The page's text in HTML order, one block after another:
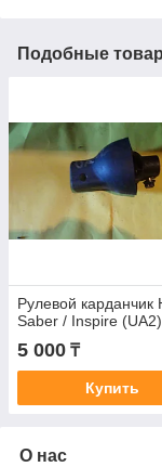
Подобные
Рулевой карданчик
Saber / Inspire (UA2)
5 000 ₸
Купить
О нас